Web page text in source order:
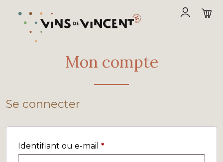
Mon compte
Se connecter
Identifiant ou e-mail *